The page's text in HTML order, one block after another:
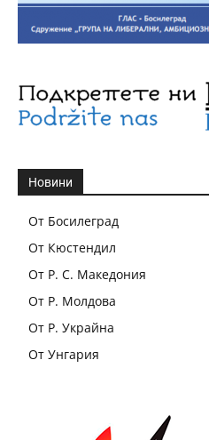
Новини
От Босилеград
От Кюстендил
От Р. С. Македония
От Р. Молдова
От Р. Украйна
От Унгария